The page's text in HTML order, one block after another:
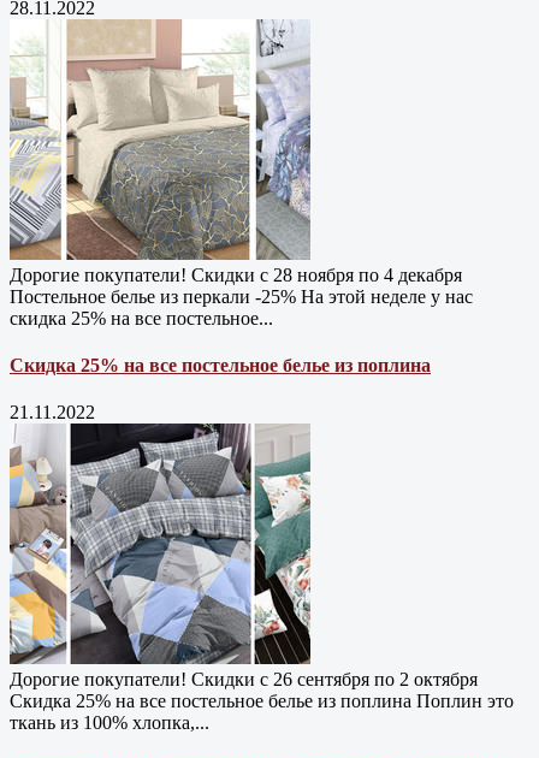
28.11.2022
Дорогие покупатели! Скидки с 28 ноября по 4 декабря
Постельное белье из перкали -25% На этой неделе у нас
скидка 25% на все постельное...
Скидка 25% на все постельное белье из поплина
21.11.2022
Дорогие покупатели! Скидки с 26 сентября по 2 октября
Скидка 25% на все постельное белье из поплина Поплин это
ткань из 100% хлопка,...